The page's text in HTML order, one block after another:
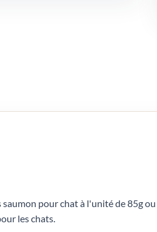
pour chat à l'unité de 85g
les chats.